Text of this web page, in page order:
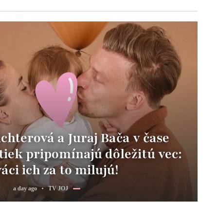
a Juraj Bača v čase
pripomínajú dôležitú vec:
ich za to milujú!
a day ago TV JOJ